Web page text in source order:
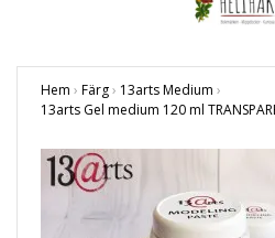
Hem › Färg› 13arts Medium ›
13arts Gel medium 120 ml